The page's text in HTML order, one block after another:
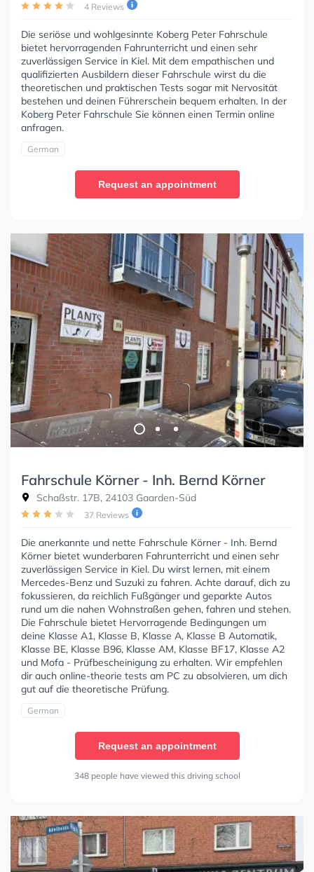
4 Reviews
Die seriöse und wohlgesinnte Koberg Peter Fahrschule
bietet hervorragenden Fahrunterricht und einen sehr
zuverlässigen Service in Kiel. Mit dem empathischen und
qualifizierten Ausbildern dieser Fahrschule wirst du die
theoretischen und praktischen Tests sogar mit Nervosität
bestehen und deinen Führerschein bequem erhalten. In der
Koberg Peter Fahrschule Sie können einen Termin online
anfragen.
German
Request an appointment
Fahrschule Körner - Inh. Bernd Körner
Schaßstr. 17B, 24103 Gaarden-Süd
37 Reviews
Die anerkannte und nette Fahrschule Körner - Inh. Bernd
Körner bietet wunderbaren Fahrunterricht und einen sehr
zuverlässigen Service in Kiel. Du wirst lernen, mit einem
Mercedes-Benz und Suzuki zu fahren. Achte darauf, dich zu
fokussieren, da reichlich Fußgänger und geparkte Autos
rund um die nahen Wohnstraßen gehen, fahren und stehen.
Die Fahrschule bietet Hervorragende Bedingungen um
deine Klasse A1, Klasse B, Klasse A, Klasse B Automatik,
Klasse BE, Klasse B96, Klasse AM, Klasse BF17, Klasse A2
und Mofa - Prüfbescheinigung zu erhalten. Wir empfehlen
dir auch online-theorie tests am PC zu absolvieren, um dich
gut auf die theoretische Prüfung.
German
Request an appointment
348 people have viewed this driving school